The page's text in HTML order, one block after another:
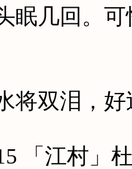
几回。可
双泪，好
「江村」